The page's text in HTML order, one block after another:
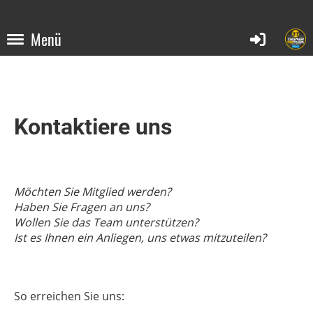
Menü
Kontaktiere uns
Möchten Sie Mitglied werden?
Haben Sie Fragen an uns?
Wollen Sie das Team unterstützen?
Ist es Ihnen ein Anliegen, uns etwas mitzuteilen?
So erreichen Sie uns: